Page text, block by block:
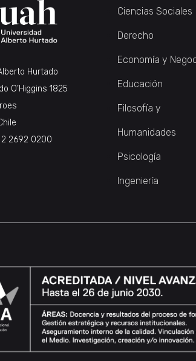
Hurtado
O’Higgins 1825
2692 0200
Ciencias Sociales
Derecho
Economía y
Educación
Filosofía y
Humanidades
Psicología
Ingeniería